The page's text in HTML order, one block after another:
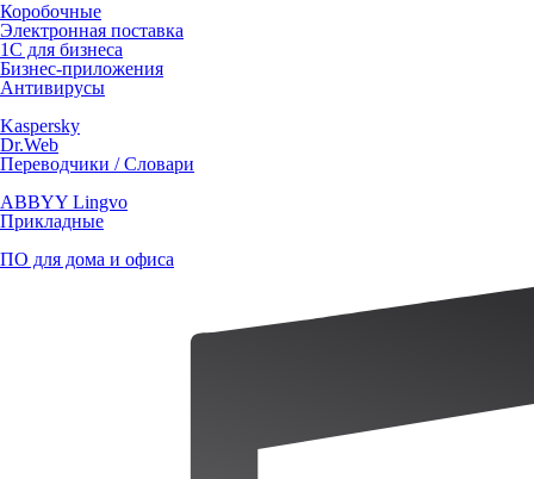
Коробочные
Электронная поставка
1С для бизнеса
Бизнес-приложения
Антивирусы
Kaspersky
Dr.Web
Переводчики / Словари
ABBYY Lingvo
Прикладные
ПО для дома и офиса